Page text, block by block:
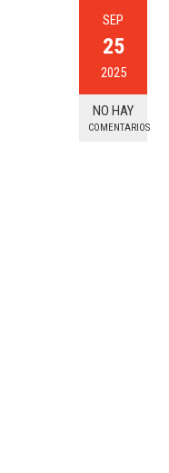
SEP
25
2025
NO HAY
COMENTARIOS